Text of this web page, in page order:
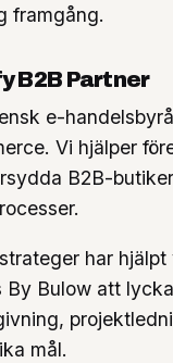
framgång.
B2B Partner
e-
Vi hjälper
B2B-
har hjälpt
By Bulow att
mål.